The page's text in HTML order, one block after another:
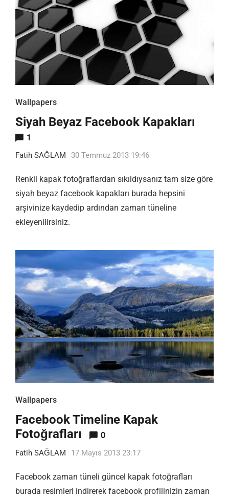
Wallpapers
Siyah Beyaz Facebook Kapakları
1
Fatih SAĞLAM 30 Temmuz 2013 19:46
Renkli kapak fotoğraflardan sıkıldıysanız tam size göre
siyah beyaz facebook kapakları burada hepsini
arşivinize kaydedip ardından zaman tüneline
ekleyenilirsiniz.
Wallpapers
Facebook Timeline Kapak
Fotoğrafları
0
Fatih SAĞLAM 17 Mayıs 2013 23:17
Facebook zaman tüneli güncel kapak fotoğrafları
burada resimleri indirerek facebook profilinizin zaman